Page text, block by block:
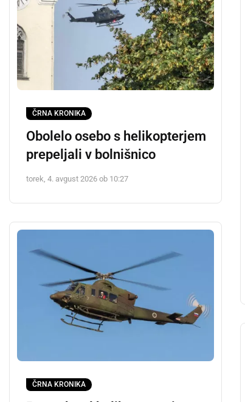
ČRNA KRONIKA
Obolelo osebo s helikopterjem
prepeljali v bolnišnico
torek, 4. avgust 2026 ob 10:27
ČRNA KRONIKA